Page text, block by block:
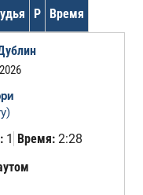
Р Время
1 Время:2:28